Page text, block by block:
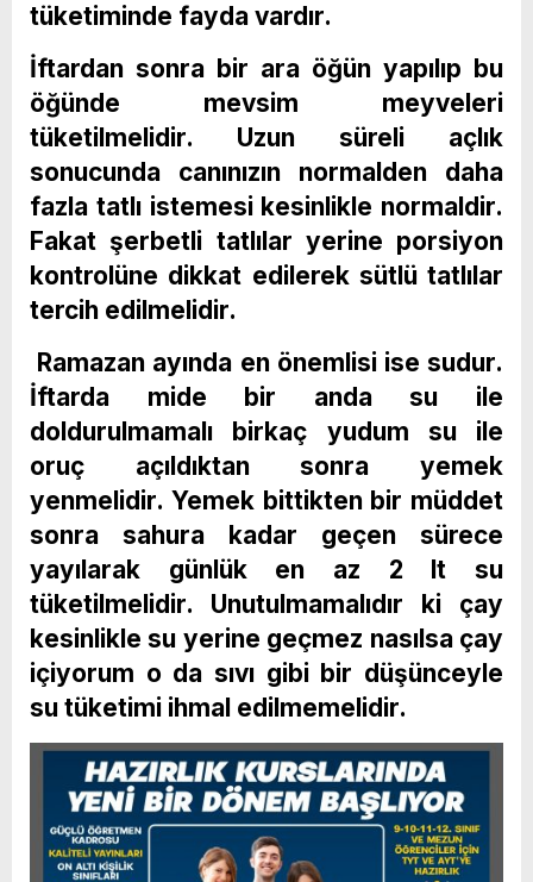
tüketiminde fayda vardır.
İftardan sonra bir ara öğün yapılıp bu
öğünde mevsim meyveleri
tüketilmelidir. Uzun süreli açlık
sonucunda canınızın normalden daha
fazla tatlı istemesi kesinlikle normaldir.
Fakat şerbetli tatlılar yerine porsiyon
kontrolüne dikkat edilerek sütlü tatlılar
tercih edilmelidir.
Ramazan ayında en önemlisi ise sudur.
İftarda mide bir anda su ile
doldurulmamalı birkaç yudum su ile
oruç açıldıktan sonra yemek
yenmelidir. Yemek bittikten bir müddet
sonra sahura kadar geçen sürece
yayılarak günlük en az 2 lt su
tüketilmelidir. Unutulmamalıdır ki çay
kesinlikle su yerine geçmez nasılsa çay
içiyorum o da sıvı gibi bir düşünceyle
su tüketimi ihmal edilmemelidir.